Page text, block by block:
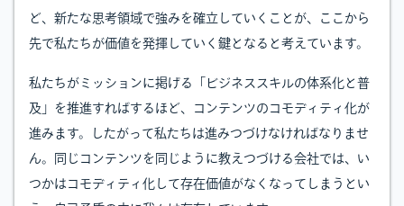
ど、新たな思考領域で強みを確立していくことが、ここから
先で私たちが価値を発揮していく鍵となると考えています。
私たちがミッションに掲げる「ビジネススキルの体系化と普
及」を推進すればするほど、コンテンツのコモディティ化が
進みます。したがって私たちは進みつづけなければなりませ
ん。同じコンテンツを同じように教えつづける会社では、い
つかはコモディティ化して存在価値がなくなってしまうとい